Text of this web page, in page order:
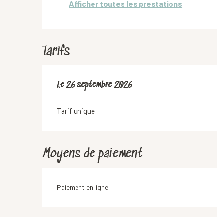
Afficher toutes les prestations
Tarifs
Le26 septembre 2026
Le26 septembre 2026
Tarif unique
Moyens de paiement
Paiement en ligne